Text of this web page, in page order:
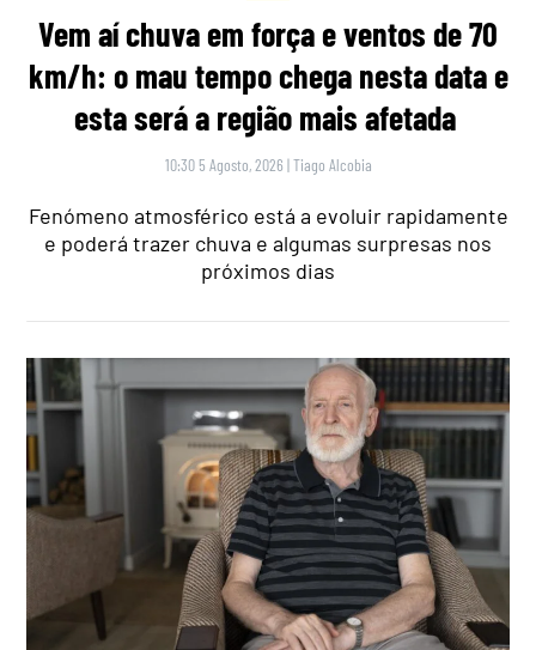
Vem aí chuva em força e ventos de 70
km/h: o mau tempo chega nesta data e
esta será a região mais afetada
10:30 5 Agosto, 2026 |Tiago Alcobia
Fenómeno atmosférico está a evoluir rapidamente
e poderá trazer chuva e algumas surpresas nos
próximos dias